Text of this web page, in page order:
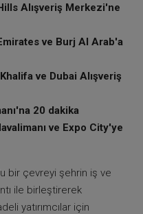
Alışveriş Merkezi'ne
ve Burj Al Arab'a
ve Dubai Alışveriş
20 dakika
ve Expo City'ye
bir çevreyi şehrin iş ve
ile birleştirerek
yatırımcılar için